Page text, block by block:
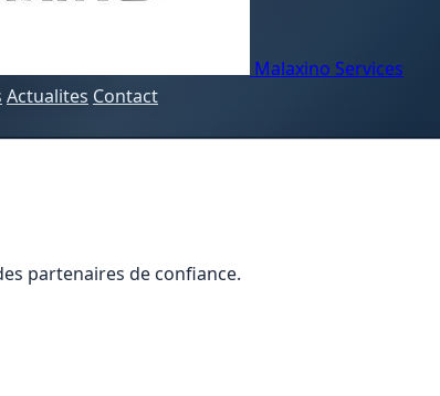
Malaxino Services
Actualites Contact
partenaires de confiance.